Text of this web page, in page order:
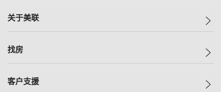
关于美联
美联集团
人才招募
找房
一手新房
客户支援